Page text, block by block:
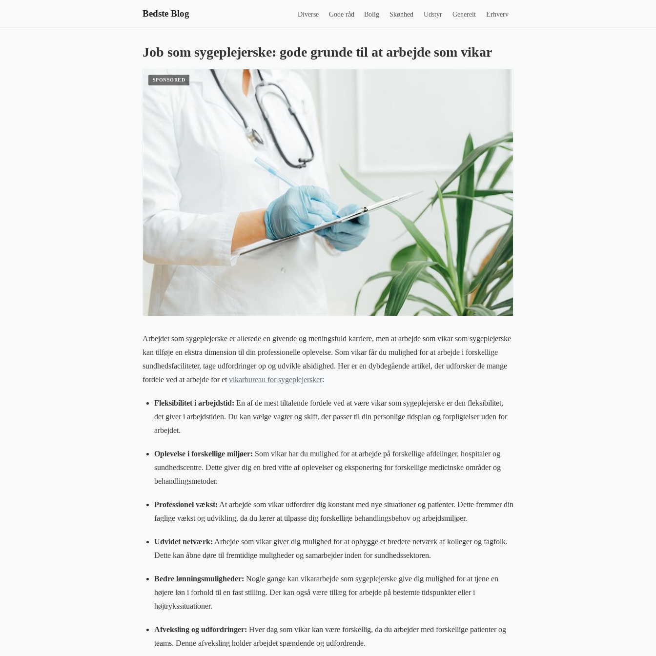
Bedste Blog Diverse Gode råd Bolig Skønhed Udstyr Generelt Erhverv
Job som sygeplejerske: gode grunde til at arbejde som vikar
Arbejdet som sygeplejerske er allerede en givende og meningsfuld karriere, men at arbejde som vikar som sygeplejerske
kan tilføje en ekstra dimension til din professionelle oplevelse. Som vikar får du mulighed for at arbejde i forskellige
sundhedsfaciliteter, tage udfordringer op og udvikle alsidighed. Her er en dybdegående artikel, der udforsker de mange
fordele ved at arbejde for et vikarbureau for sygeplejersker:
Fleksibilitet i arbejdstid: En af de mest tiltalende fordele ved at være vikar som sygeplejerske er den fleksibilitet,
det giver i arbejdstiden. Du kan vælge vagter og skift, der passer til din personlige tidsplan og forpligtelser uden for
arbejdet.
Oplevelse i forskellige miljøer: Som vikar har du mulighed for at arbejde på forskellige afdelinger, hospitaler og
sundhedscentre. Dette giver dig en bred vifte af oplevelser og eksponering for forskellige medicinske områder og
behandlingsmetoder.
Professionel vækst: At arbejde som vikar udfordrer dig konstant med nye situationer og patienter. Dette fremmer din
faglige vækst og udvikling, da du lærer at tilpasse dig forskellige behandlingsbehov og arbejdsmiljøer.
Udvidet netværk: Arbejde som vikar giver dig mulighed for at opbygge et bredere netværk af kolleger og fagfolk.
Dette kan åbne døre til fremtidige muligheder og samarbejder inden for sundhedssektoren.
Bedre lønningsmuligheder: Nogle gange kan vikararbejde som sygeplejerske give dig mulighed for at tjene en
højere løn i forhold til en fast stilling. Der kan også være tillæg for arbejde på bestemte tidspunkter eller i
højtrykssituationer.
Afveksling og udfordringer: Hver dag som vikar kan være forskellig, da du arbejder med forskellige patienter og
teams. Denne afveksling holder arbejdet spændende og udfordrende.